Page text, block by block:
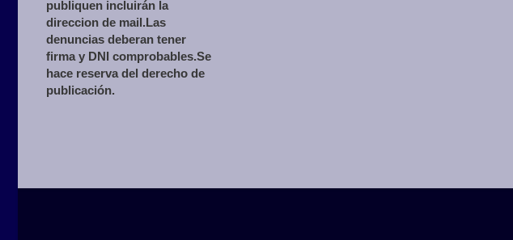
publiquen incluirán la
direccion de mail.Las
denuncias deberan tener
firma y DNI comprobables.Se
hace reserva del derecho de
publicación.